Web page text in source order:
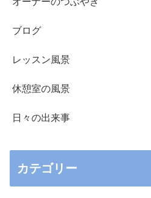
ブログ
レッスン風景
休憩室の風景
日々の出来事
カテゴリー